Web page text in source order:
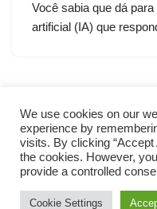
Você sabia que dá
artificial (IA) que
We use cookies on our
experience by
visits. By clicking “Accept
the cookies. However,
provide a controlled
Cookie Settings